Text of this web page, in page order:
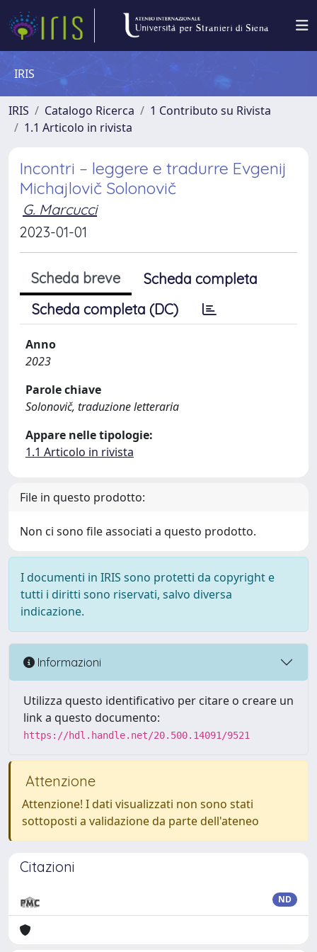
IRIS
IRIS Catalogo Ricerca
1 Contributo su Rivista
1.1 Articolo in rivista
Incontri – leggere e tradurre Evgenij
Michajlovič Solonovič
G. Marcucci
2023-01-01
Scheda breve
Scheda completa
Scheda completa (DC)
Anno
2023
Parole chiave
Solonovič, traduzione letteraria
Appare nelle tipologie:
1.1 Articolo in rivista
File in questo prodotto:
Non ci sono file associati a questo prodotto.
I documenti in IRIS sono protetti da copyright e
tutti i diritti sono riservati, salvo diversa
indicazione.
Informazioni
Utilizza questo identificativo per citare o creare un
link a questo documento:
https://hdl.handle.net/20.500.14091/9521
Attenzione
Attenzione! I dati visualizzati non sono stati
sottoposti a validazione da parte dell'ateneo
Citazioni
ND